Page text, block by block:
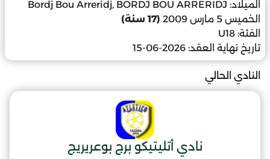
الميلاد: Bordj Bou Arreridj, BORDJ BOU ARRERIDJ
الخميس 5 مارس 2009
(17 سنة)
الفئة: U18
تاريخ نهاية العقد: 2026-06-15
النادي الحالي
نادي أتليتيكو برج بوعريريج